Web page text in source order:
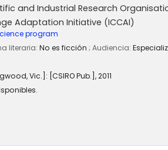
and Industrial Research
Adaptation Initiative (ICCAI)
program
literaria: No es ficción ; Audiencia:
Vic.]: [CSIRO Pub.],2011